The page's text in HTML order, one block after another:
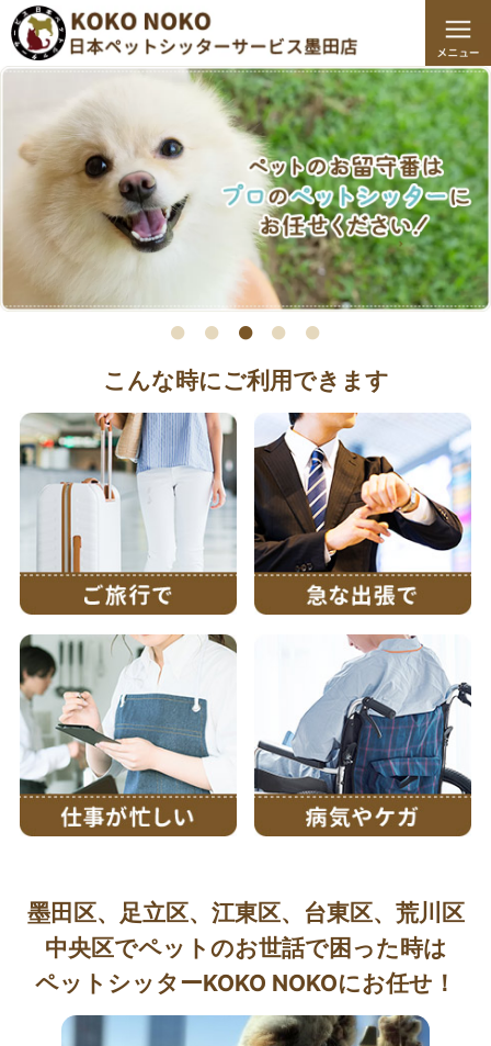
こんな時にご利用できます
墨田区、足立区、江東区、台東区、荒川区
中央区でペットのお世話で困った時は
ペットシッターKOKO NOKOにお任せ！